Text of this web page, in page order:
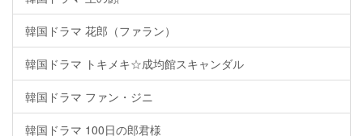
韓国ドラマ 花郎（ファラン）
韓国ドラマ トキメキ☆成均館スキャンダル
韓国ドラマ ファン・ジニ
韓国ドラマ 100日の郎君様